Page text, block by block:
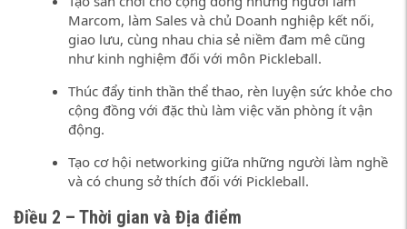
Marcom, làm Sales và chủ Doanh nghiệp kết nối,
giao lưu, cùng nhau chia sẻ niềm đam mê cũng
như kinh nghiệm đối với môn Pickleball.
Thúc đẩy tinh thần thể thao, rèn luyện sức khỏe cho
cộng đồng với đặc thù làm việc văn phòng ít vận
động.
Tạo cơ hội networking giữa những người làm nghề
và có chung sở thích đối với Pickleball.
Điều 2 – Thời gian và Địa điểm